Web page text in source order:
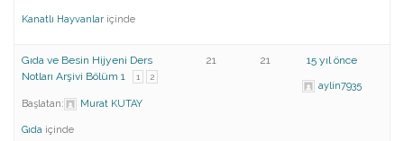
Kanatlı Hayvanlar içinde
Gıda ve Besin Hijyeni Ders
Notları Arşivi Bölüm 1
1 2
Başlatan: Murat KUTAY
Gıda içinde
21 21 15 yıl önce
aylin7935